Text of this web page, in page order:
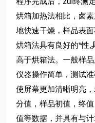
烘箱加热法相比，卤
地快速干燥，样品表
烘箱法具有良好的*性,
高于烘箱法。一般样
仪器操作简单，测试
使屏幕更加清晰明亮
分值，样品初值，终
值等数据，并具有与